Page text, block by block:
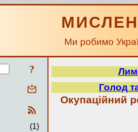
Ми робимо
?
(1)
Голод
Окупаційний